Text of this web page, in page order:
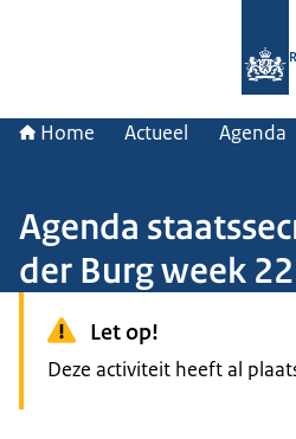
Home Actueel Agenda
Agenda
der Burg week 22
Let op!
Deze activiteit heeft al